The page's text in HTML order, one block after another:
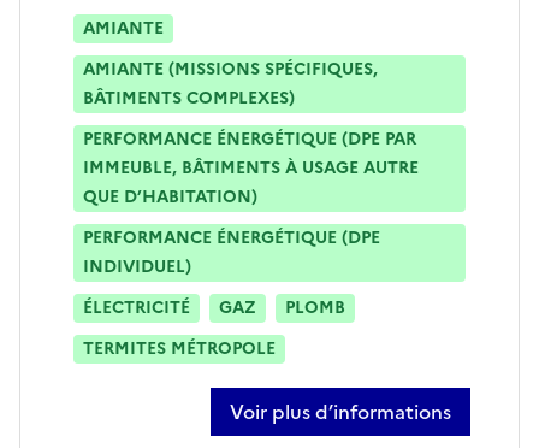
AMIANTE
AMIANTE (MISSIONS SPÉCIFIQUES,
BÂTIMENTS COMPLEXES)
PERFORMANCE ÉNERGÉTIQUE (DPE PAR
IMMEUBLE, BÂTIMENTS À USAGE AUTRE
QUE D’HABITATION)
PERFORMANCE ÉNERGÉTIQUE (DPE
INDIVIDUEL)
ÉLECTRICITÉ
GAZ
PLOMB
TERMITES MÉTROPOLE
Voir plus d’informations
sur florian feral